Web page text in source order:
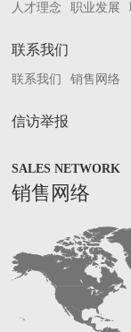
人才理念 职业发展
联系我们
联系我们 销售网络
信访举报
SALES NETWORK
销售网络